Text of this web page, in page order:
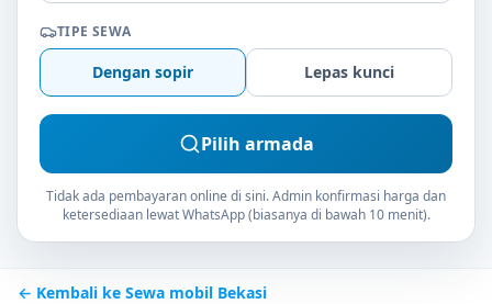
TIPE SEWA
Dengan sopir Lepas kunci
Pilih armada
Tidak ada pembayaran online di sini. Admin konfirmasi harga dan
ketersediaan lewat WhatsApp (biasanya di bawah 10 menit).
← Kembali ke Sewa mobil Bekasi